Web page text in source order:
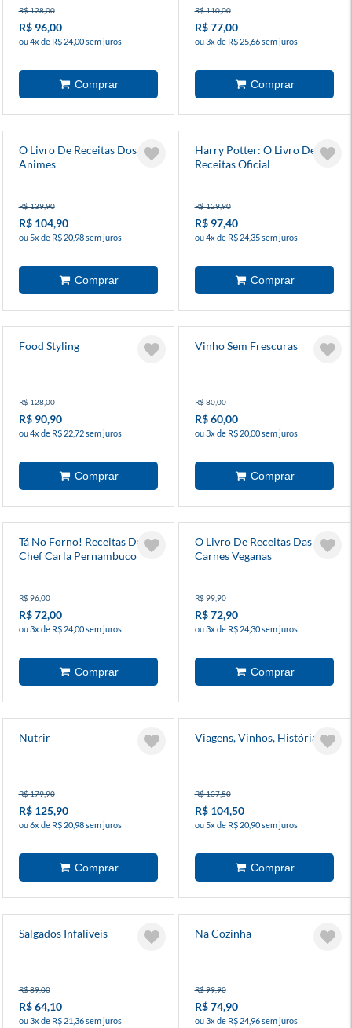
R$ 128,00
R$ 96,00
ou 4x de R$ 24,00 sem juros
R$ 110,00
R$ 77,00
ou 3x de R$ 25,66 sem juros
O Livro De Receitas Dos
Animes
R$ 139,90
R$ 104,90
ou 5x de R$ 20,98 sem juros
Harry Potter: O Livro De
Receitas Oficial
R$ 129,90
R$ 97,40
ou 4x de R$ 24,35 sem juros
Food Styling
R$ 128,00
R$ 90,90
ou 4x de R$ 22,72 sem juros
Vinho Sem Frescuras
R$ 80,00
R$ 60,00
ou 3x de R$ 20,00 sem juros
Tá No Forno! Receitas Da
Chef Carla Pernambuco
R$ 96,00
R$ 72,00
ou 3x de R$ 24,00 sem juros
O Livro De Receitas Das
Carnes Veganas
R$ 99,90
R$ 72,90
ou 3x de R$ 24,30 sem juros
Nutrir
R$ 179,90
R$ 125,90
ou 6x de R$ 20,98 sem juros
Viagens, Vinhos, História 2
R$ 137,50
R$ 104,50
ou 5x de R$ 20,90 sem juros
Salgados Infalíveis
R$ 89,00
R$ 64,10
ou 3x de R$ 21,36 sem juros
Na Cozinha
R$ 99,90
R$ 74,90
ou 3x de R$ 24,96 sem juros